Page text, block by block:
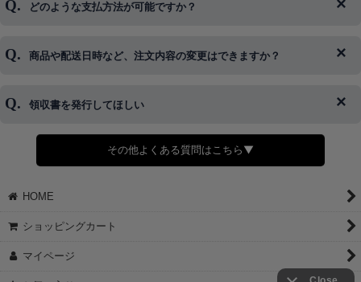
◆即日発送を行なっている関係上、午後以降のご連絡やキャンセル
※発送後、発送準備が完了しお手続きが間に合わない場合は変更、
どのような支払方法が可能ですか？
◆代金引換・クレジットカード・携帯キャリア決済・おねだり決
商品や配送日時など、注文内容の変更はできますか？
◆商品発送前の変更は承っております。
さい。
領収書を発行してほしい
◆領収書はご希望頂いた場合のみ発行しております。
【これからご注文する場合】
願いします。
②宛名（空欄は上様は不可）
その他よくある質問はこちら▼
HOME
ショッピングカート
マイページ